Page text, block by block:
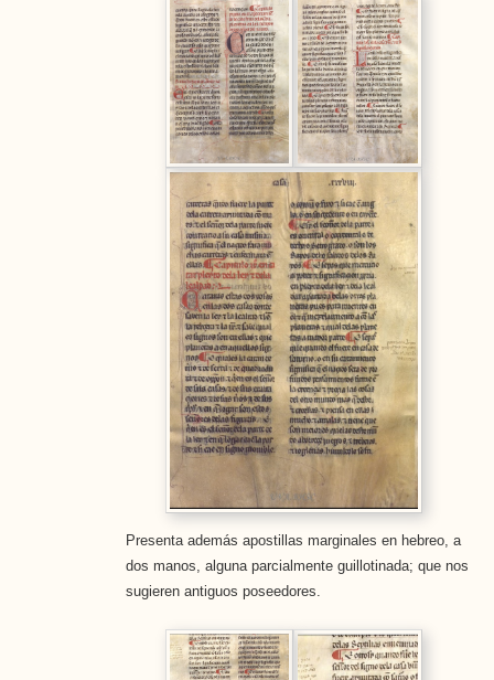
Presenta además apostillas marginales en hebreo, a
dos manos, alguna parcialmente guillotinada; que nos
sugieren antiguos poseedores.